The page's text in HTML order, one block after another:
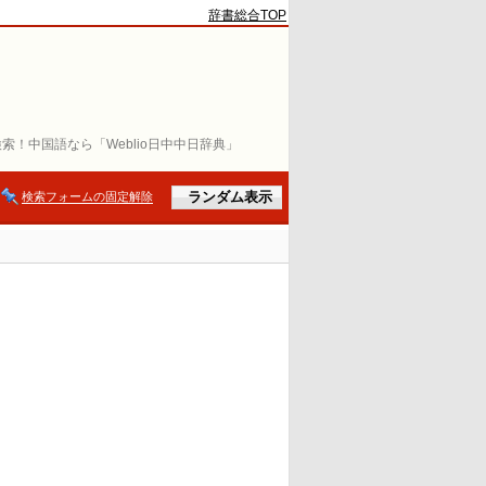
！中国語なら「Weblio日中中日辞典」
辞書総合TOP
検索フォームの固定解除